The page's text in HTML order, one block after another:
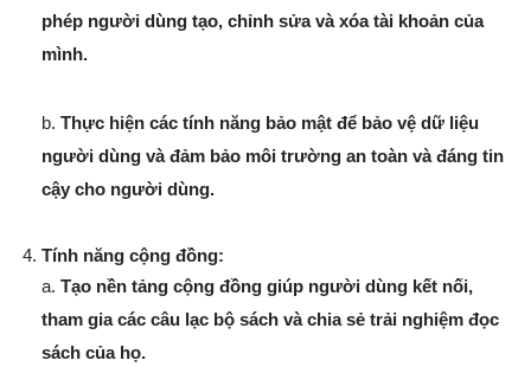
phép người dùng tạo, chỉnh sửa và xóa tài khoản của
mình.
b. Thực hiện các tính năng bảo mật để bảo vệ dữ liệu
người dùng và đảm bảo môi trường an toàn và đáng tin
cậy cho người dùng.
Tính năng cộng đồng:
a. Tạo nền tảng cộng đồng giúp người dùng kết nối,
tham gia các câu lạc bộ sách và chia sẻ trải nghiệm đọc
sách của họ.